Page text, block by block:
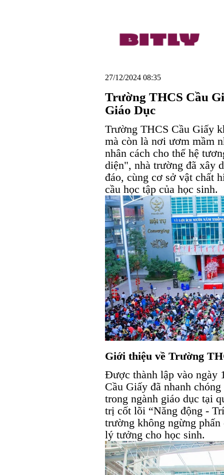
27/12/2024 08:35
Trường THCS Cầu
Giáo Dục
Trường THCS Cầu Giấy
mà còn là nơi ươm mầm
nhân cách cho thế hệ
diện", nhà trường đã xây
đáo, cùng cơ sở vật chất
cầu học tập của học sinh.
Giới thiệu về Trường
Được thành lập vào ngày
Cầu Giấy đã nhanh
trong ngành giáo dục tại
trị cốt lõi “Năng động -
trường không ngừng
lý tưởng cho học sinh.